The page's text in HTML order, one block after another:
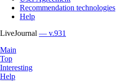
Recommendation technologies
Help
LiveJournal — v.931
Main
Top
Interesting
Help